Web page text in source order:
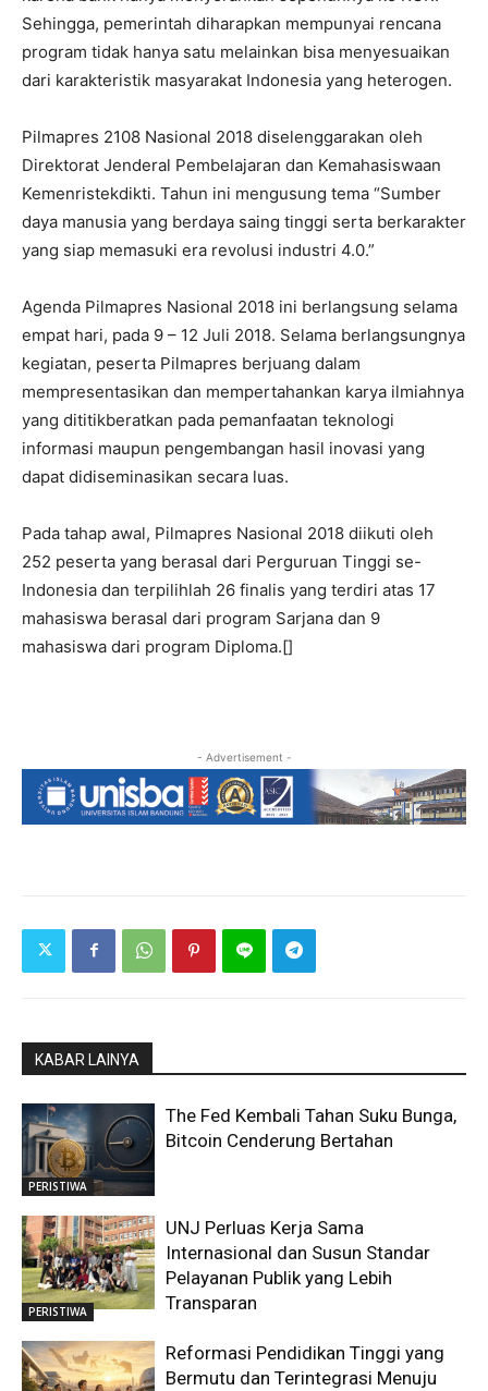
Sehingga, pemerintah diharapkan mempunyai rencana
program tidak hanya satu melainkan bisa menyesuaikan
dari karakteristik masyarakat Indonesia yang heterogen.
Pilmapres 2108 Nasional 2018 diselenggarakan oleh
Direktorat Jenderal Pembelajaran dan Kemahasiswaan
Kemenristekdikti. Tahun ini mengusung tema “Sumber
daya manusia yang berdaya saing tinggi serta berkarakter
yang siap memasuki era revolusi industri 4.0.”
Agenda Pilmapres Nasional 2018 ini berlangsung selama
empat hari, pada 9 – 12 Juli 2018. Selama berlangsungnya
kegiatan, peserta Pilmapres berjuang dalam
mempresentasikan dan mempertahankan karya ilmiahnya
yang dititikberatkan pada pemanfaatan teknologi
informasi maupun pengembangan hasil inovasi yang
dapat didiseminasikan secara luas.
Pada tahap awal, Pilmapres Nasional 2018 diikuti oleh
252 peserta yang berasal dari Perguruan Tinggi se-
Indonesia dan terpilihlah 26 finalis yang terdiri atas 17
mahasiswa berasal dari program Sarjana dan 9
mahasiswa dari program Diploma.[]
- Advertisement -
KABAR LAINYA
PERISTIWA
The Fed Kembali Tahan Suku Bunga,
Bitcoin Cenderung Bertahan
PERISTIWA
UNJ Perluas Kerja Sama
Internasional dan Susun Standar
Pelayanan Publik yang Lebih
Transparan
Reformasi Pendidikan Tinggi yang
Bermutu dan Terintegrasi Menuju